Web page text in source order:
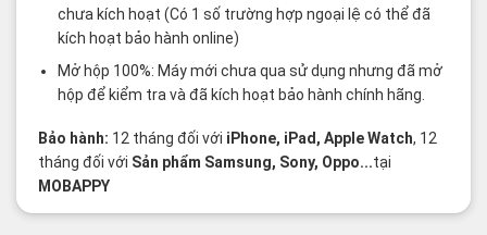
chưa kích hoạt (Có 1 số trường hợp ngoại lệ có thể đã
kích hoạt bảo hành online)
Mở hộp 100%: Máy mới chưa qua sử dụng nhưng đã mở
hộp để kiểm tra và đã kích hoạt bảo hành chính hãng.
Bảo hành: 12 tháng đối với iPhone, iPad, Apple Watch, 12
tháng đối với Sản phẩm Samsung, Sony, Oppo...tại
MOBAPPY